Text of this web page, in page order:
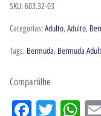
SKU:603.32-03
Categorias:Adulto, Adulto,
Tags: Bermuda, Bermuda
Compartilhe
Facebook
Twitter